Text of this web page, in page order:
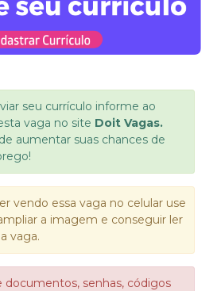
seu currículo informe ao
vaga no site Doit Vagas.
aumentar suas chances de
vendo essa vaga no celular use
a imagem e conseguir ler
vaga.
documentos, senhas, códigos